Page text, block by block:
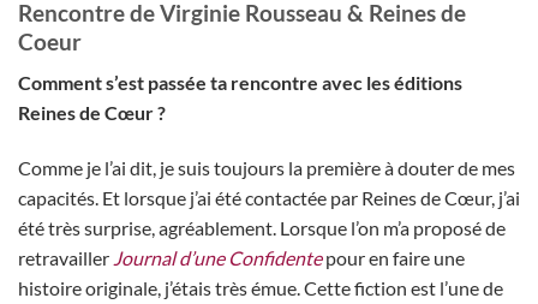
Rencontre de Virginie Rousseau & Reines de
Coeur
Comment s’est passée ta rencontre avec les éditions
Reines de Cœur ?
Comme je l’ai dit, je suis toujours la première à douter de mes
capacités. Et lorsque j’ai été contactée par Reines de Cœur, j’ai
été très surprise, agréablement. Lorsque l’on m’a proposé de
retravailler Journal d’une Confidentepour en faire une
histoire originale, j’étais très émue. Cette fiction est l’une de